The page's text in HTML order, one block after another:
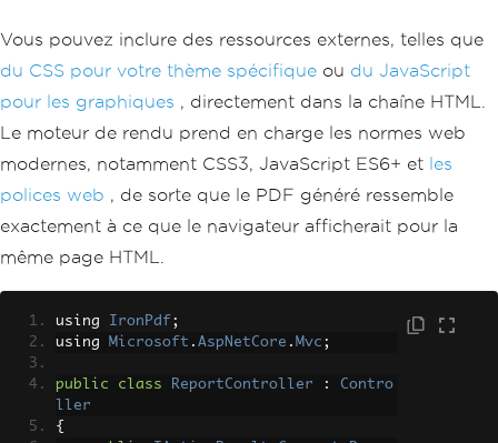
Vous pouvez inclure des ressources externes, telles que
du CSS pour votre thème spécifique ou du JavaScript
pour les graphiques , directement dans la chaîne HTML.
Le moteur de rendu prend en charge les normes web
modernes, notamment CSS3, JavaScript ES6+ et les
polices web , de sorte que le PDF généré ressemble
exactement à ce que le navigateur afficherait pour la
même page HTML.
using IronPdf ;
using Microsoft . AspNetCore . Mvc ;
public class ReportController :
Contro
ller
{